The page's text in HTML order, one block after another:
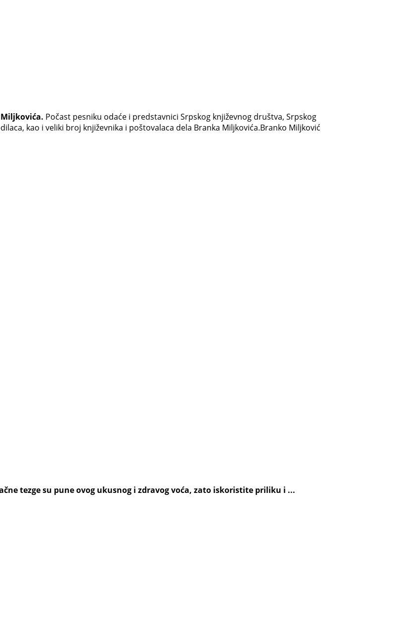
Počast pesniku odaće i predstavnici Srpskog književnog društva, Srpskog
kao i veliki broj književnika i poštovalaca dela Branka Miljkovića.Branko Miljković
tezge su pune ovog ukusnog i zdravog voća, zato iskoristite priliku i ...